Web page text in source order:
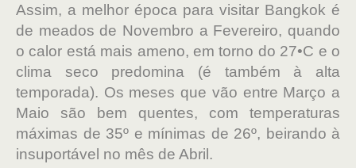
Assim, a melhor época para visitar Bangkok é
de meados de Novembro a Fevereiro, quando
o calor está mais ameno, em torno do 27•C e o
clima seco predomina (é também à alta
temporada). Os meses que vão entre Março a
Maio são bem quentes, com temperaturas
máximas de 35º e mínimas de 26º, beirando à
insuportável no mês de Abril.